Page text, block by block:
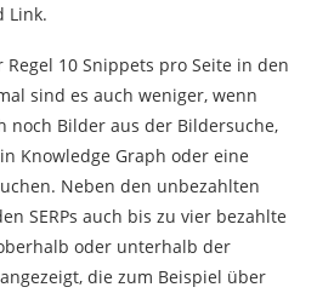
Link.
10 Snippets pro Seite in den
sind es auch weniger, wenn
noch Bilder aus der Bildersuche,
Knowledge Graph oder eine
Neben den unbezahlten
SERPs auch bis zu vier bezahlte
oder unterhalb der
die zum Beispiel über